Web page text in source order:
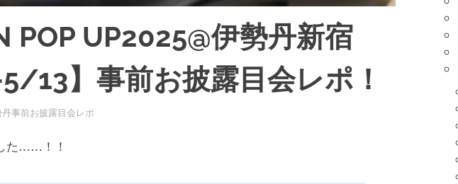
POP UP2025@伊勢丹新宿
13】事前お披露目会レポ！
事前お披露目会レポ
た……！！